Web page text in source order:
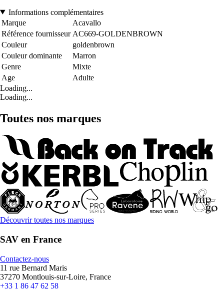
Informations complémentaires
Marque
Acavallo
Référence fournisseur AC669-GOLDENBROWN
Couleur
goldenbrown
Couleur dominante
Marron
Genre
Mixte
Age
Adulte
Loading...
Loading...
Toutes nos marques
Découvrir toutes nos marques
SAV en France
Contactez-nous
11 rue Bernard Maris
37270 Montlouis-sur-Loire, France
+33 1 86 47 62 58